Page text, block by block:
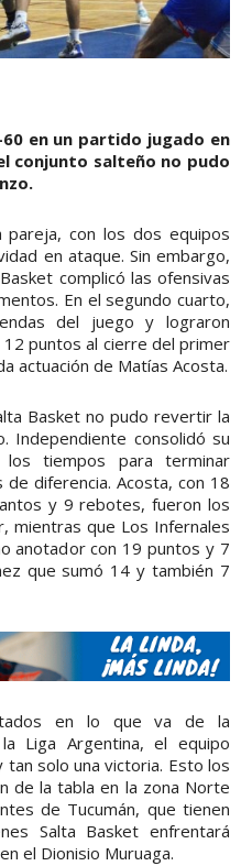
en un partido jugado en
conjunto salteño no pudo
con los dos equipos
en ataque. Sin embargo,
complicó las ofensivas
En el segundo cuarto,
del juego y lograron
puntos al cierre del primer
actuación de Matías Acosta.
Basket no pudo revertir la
Independiente consolidó su
tiempos para terminar
diferencia. Acosta, con 18
y 9 rebotes, fueron los
mientras que Los Infernales
anotador con 19 puntos y 7
que sumó 14 y también 7
en lo que va de la
Liga Argentina, el equipo
solo una victoria. Esto los
de la tabla en la zona Norte
de Tucumán, que tienen
Salta Basket enfrentará
el Dionisio Muruaga.